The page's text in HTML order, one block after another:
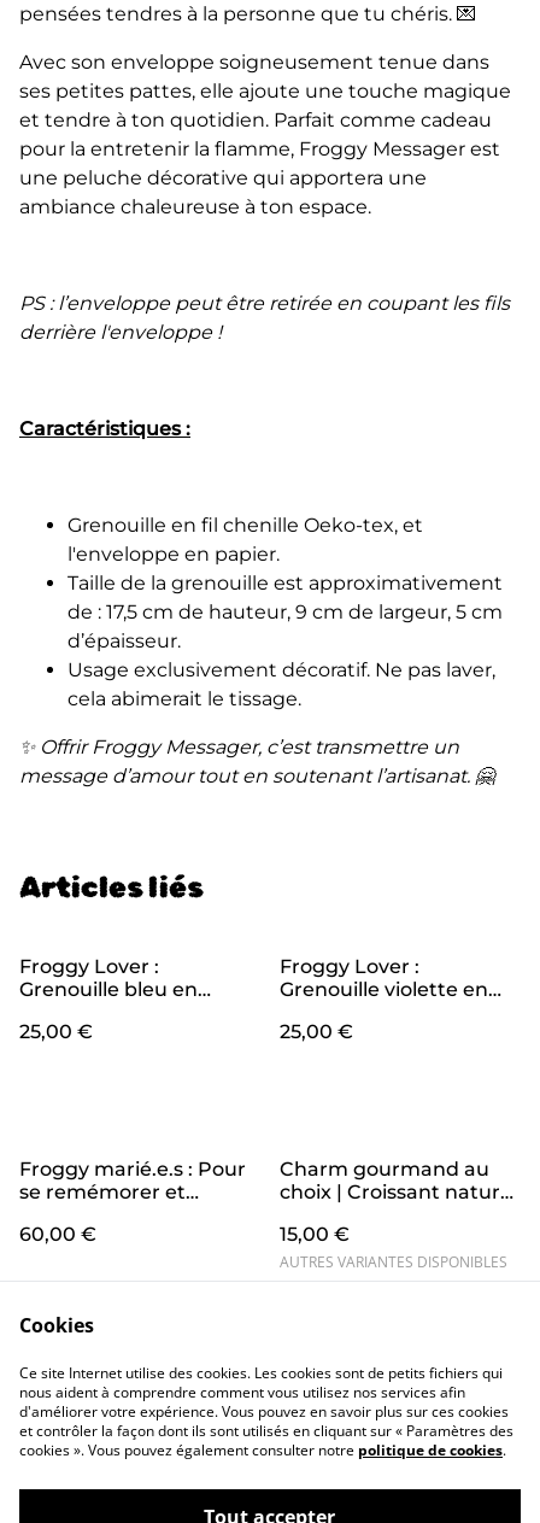
pensées tendres à la personne que tu chéris. 💌
Avec son enveloppe soigneusement tenue dans
ses petites pattes, elle ajoute une touche magique
et tendre à ton quotidien. Parfait comme cadeau
pour la entretenir la flamme, Froggy Messager est
une peluche décorative qui apportera une
ambiance chaleureuse à ton espace.
PS : l’enveloppe peut être retirée en coupant les fils
derrière l'enveloppe !
Caractéristiques :
Grenouille en fil chenille Oeko-tex, et
l'enveloppe en papier.
Taille de la grenouille est approximativement
de : 17,5 cm de hauteur, 9 cm de largeur, 5 cm
d’épaisseur.
Usage exclusivement décoratif. Ne pas laver,
cela abimerait le tissage.
✨ Offrir Froggy Messager, c’est transmettre un
message d’amour tout en soutenant l’artisanat. 🤗
Articles liés
Froggy Lover :
Grenouille bleu en
son amour
25,00 €
Froggy Lover :
Grenouille violette en
son amour
25,00 €
Froggy marié.e.s : Pour
se remémorer et
des grenouilles en
60,00 €
Charm gourmand au
choix | Croissant nature,
cookies au pépites de
chocolat
15,00 €
AUTRES VARIANTES DISPONIBLES
Conditions
Politique de
Politique de cookies
Cookies
Ce site Internet utilise des cookies. Les cookies sont de petits fichiers qui
nous aident à comprendre comment vous utilisez nos services afin
d'améliorer votre expérience. Vous pouvez en savoir plus sur ces cookies
et contrôler la façon dont ils sont utilisés en cliquant sur « Paramètres des
cookies ». Vous pouvez également consulter notre politique de cookies.
Tout accepter